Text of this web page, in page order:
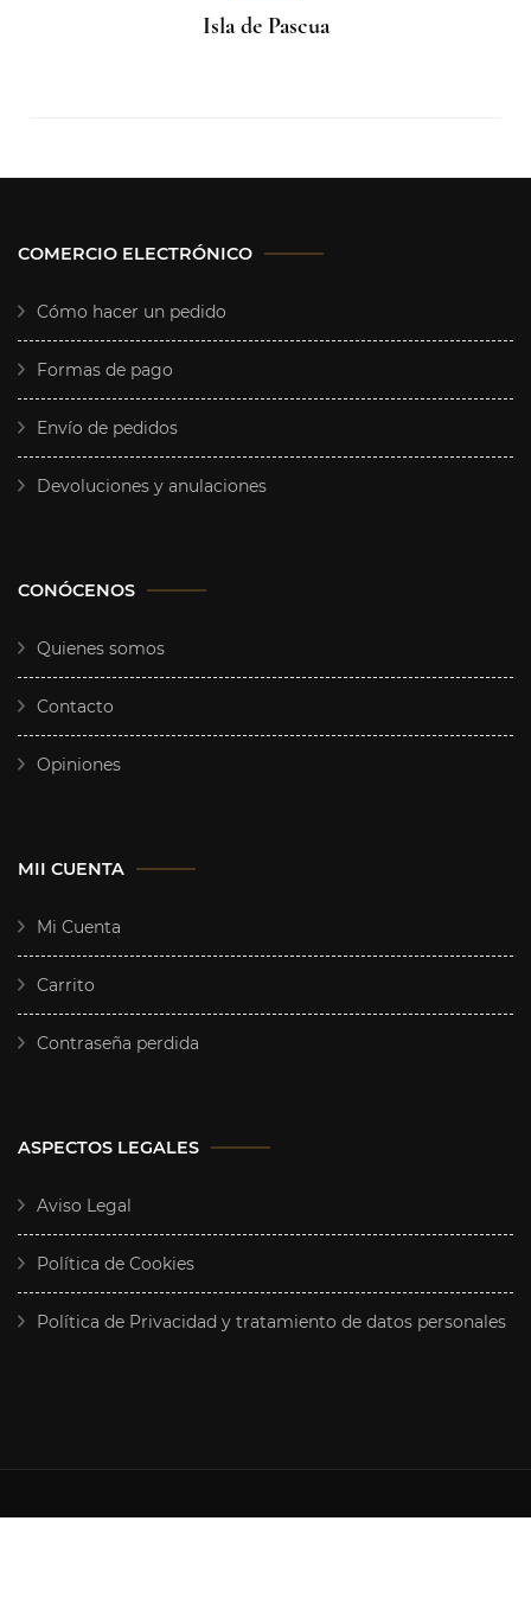
Isla de Pascua
COMERCIO ELECTRÓNICO
Cómo hacer un pedido
Formas de pago
Envío de pedidos
Devoluciones y anulaciones
CONÓCENOS
Quienes somos
Contacto
Opiniones
MII CUENTA
Mi Cuenta
Carrito
Contraseña perdida
ASPECTOS LEGALES
Aviso Legal
Política de Cookies
Política de Privacidad y tratamiento de datos personales